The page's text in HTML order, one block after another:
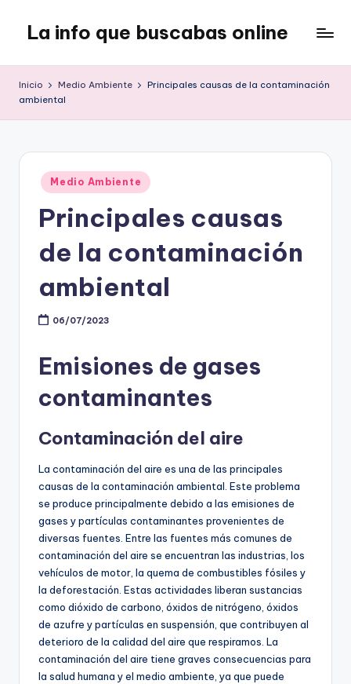
contenido
La info que buscabas online
para
Inicio Medio Ambiente
Principales causas de la contaminación
ambiental
Publicado
en
Medio Ambiente
Principales causas
de la contaminación
ambiental
06/07/2023
Emisiones de gases
contaminantes
Contaminación del aire
La contaminación del aire es una de las principales
causas de la contaminación ambiental. Este problema
se produce principalmente debido a las emisiones de
gases y partículas contaminantes provenientes de
diversas fuentes. Entre las fuentes más comunes de
contaminación del aire se encuentran las industrias, los
vehículos de motor, la quema de combustibles fósiles y
la deforestación. Estas actividades liberan sustancias
como dióxido de carbono, óxidos de nitrógeno, óxidos
de azufre y partículas en suspensión, que contribuyen al
deterioro de la calidad del aire que respiramos. La
contaminación del aire tiene graves consecuencias para
la salud humana y el medio ambiente, ya que puede